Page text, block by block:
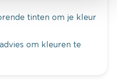
tinten om je kleur
om kleuren te